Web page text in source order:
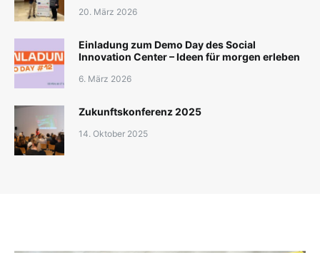
20. März 2026
Einladung zum Demo Day des Social
Innovation Center – Ideen für morgen erleben
6. März 2026
Zukunftskonferenz 2025
14. Oktober 2025